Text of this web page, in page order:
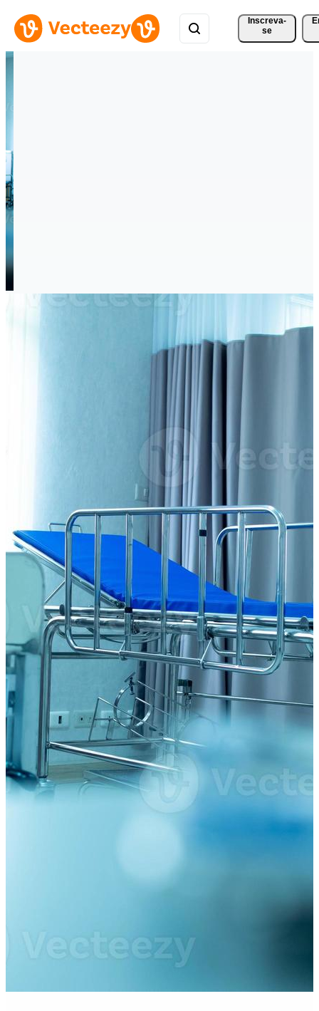
Inscreva-
se